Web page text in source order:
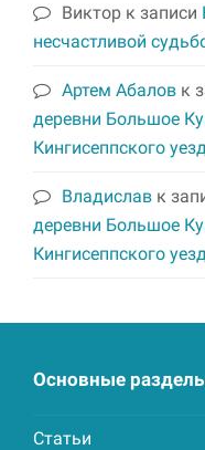
Виктор к записи
несчастливой
Артем Абалов к
деревни Большое
Кингисеппского
Владислав к
деревни Большое
Кингисеппского
Основные
Статьи